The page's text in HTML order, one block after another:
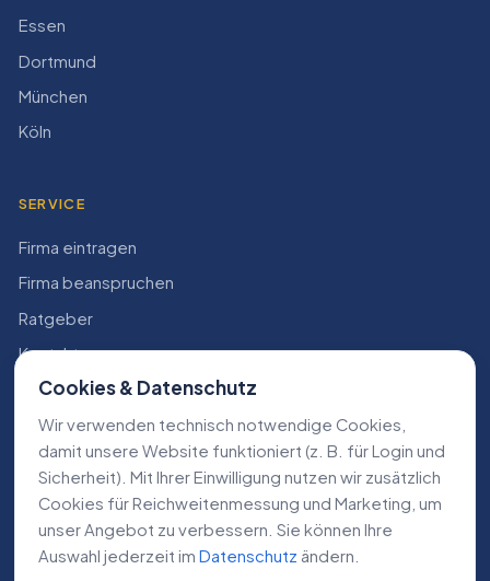
Essen
Dortmund
München
Köln
SERVICE
Firma eintragen
Firma beanspruchen
Ratgeber
Kontakt
Konto
RECHTLICHES
Impressum
Datenschutz
AGB
Cookies & Datenschutz
Wir verwenden technisch notwendige Cookies,
damit unsere Website funktioniert (z. B. für Login und
Sicherheit). Mit Ihrer Einwilligung nutzen wir zusätzlich
Cookies für Reichweiten­messung und Marketing, um
unser Angebot zu verbessern. Sie können Ihre
Auswahl jederzeit im Datenschutz ändern.